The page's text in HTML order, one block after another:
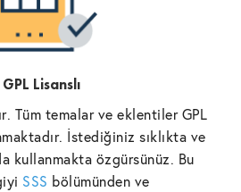
GPL Lisanslı
Tüm temalar ve eklentiler GPL
İstediğiniz sıklıkta ve
kullanmakta özgürsünüz. Bu
SSS bölümünden ve